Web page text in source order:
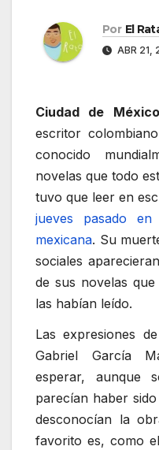
Por El
ABR 21,
Ciudad de
escritor
conocido
novelas que todo
tuvo que leer en
jueves pasado
mexicana. Su
sociales
de sus novelas
las habían leído.
Las expresiones
Gabriel García
esperar, aunque
parecían haber
desconocían la
favorito es, como